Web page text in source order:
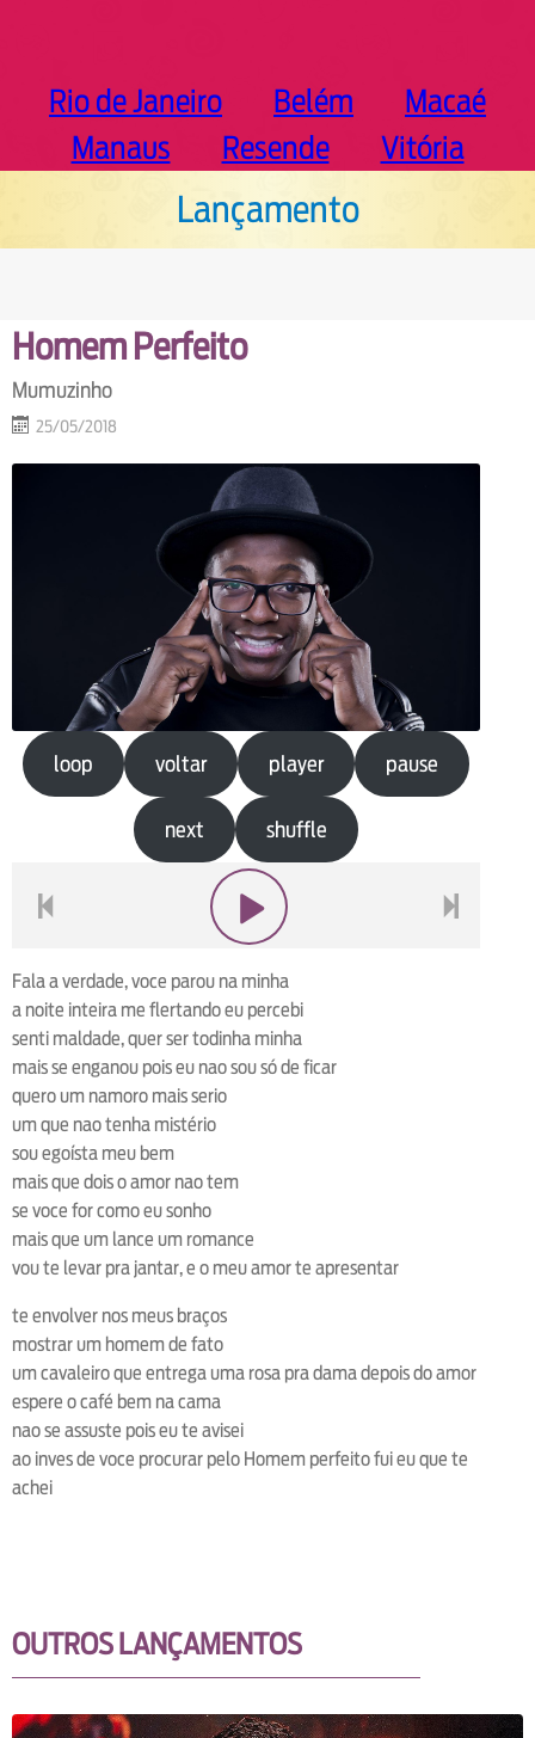
Rio de Janeiro Belém
Macaé
Manaus
Resende Vitória
Lançamento
Homem Perfeito
Mumuzinho
25/05/2018
loop voltar player pause
next shuffle
Fala a verdade, voce parou na minha
a noite inteira me flertando eu percebi
senti maldade, quer ser todinha minha
mais se enganou pois eu nao sou só de ficar
quero um namoro mais serio
um que nao tenha mistério
sou egoísta meu bem
mais que dois o amor nao tem
se voce for como eu sonho
mais que um lance um romance
vou te levar pra jantar, e o meu amor te apresentar
te envolver nos meus braços
mostrar um homem de fato
um cavaleiro que entrega uma rosa pra dama depois do amor
espere o café bem na cama
nao se assuste pois eu te avisei
ao inves de voce procurar pelo Homem perfeito fui eu que te
achei
OUTROS LANÇAMENTOS